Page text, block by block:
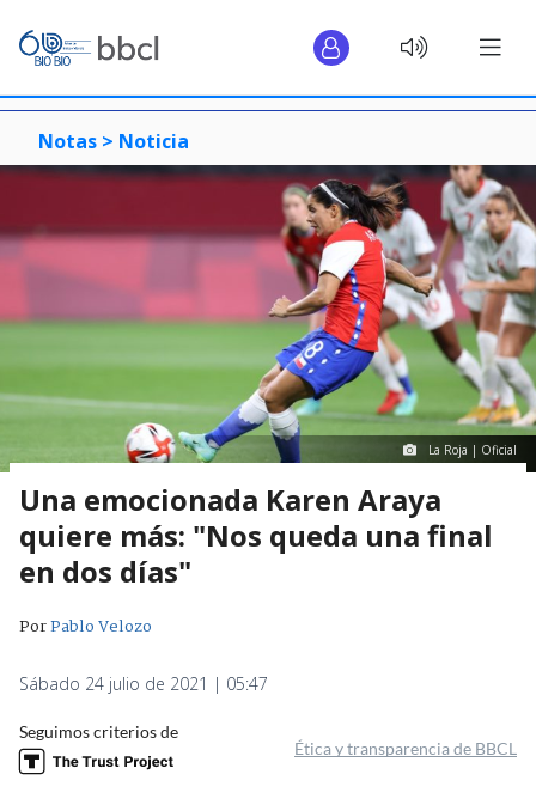
Notas > Noticia
La Roja | Oficial
Una emocionada Karen Araya
quiere más: "Nos queda una final
en dos días"
PorPablo Velozo
Sábado 24 julio de 2021 | 05:47
Seguimos criterios de
Ética y transparencia de BBCL